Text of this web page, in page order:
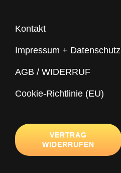
Kontakt
Impressum + Datenschutz
AGB / WIDERRUF
Cookie-Richtlinie (EU)
VERTRAG
WIDERRUFEN